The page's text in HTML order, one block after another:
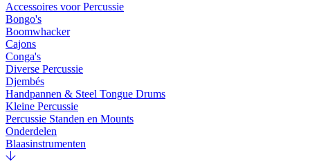
Accessoires voor Percussie
Bongo's
Boomwhacker
Cajons
Conga's
Diverse Percussie
Djembés
Handpannen & Steel Tongue Drums
Kleine Percussie
Percussie Standen en Mounts
Onderdelen
Blaasinstrumenten